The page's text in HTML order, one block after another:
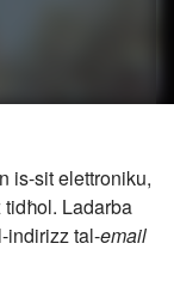
is-sit elettroniku,
Ladarba
indirizz tal-email